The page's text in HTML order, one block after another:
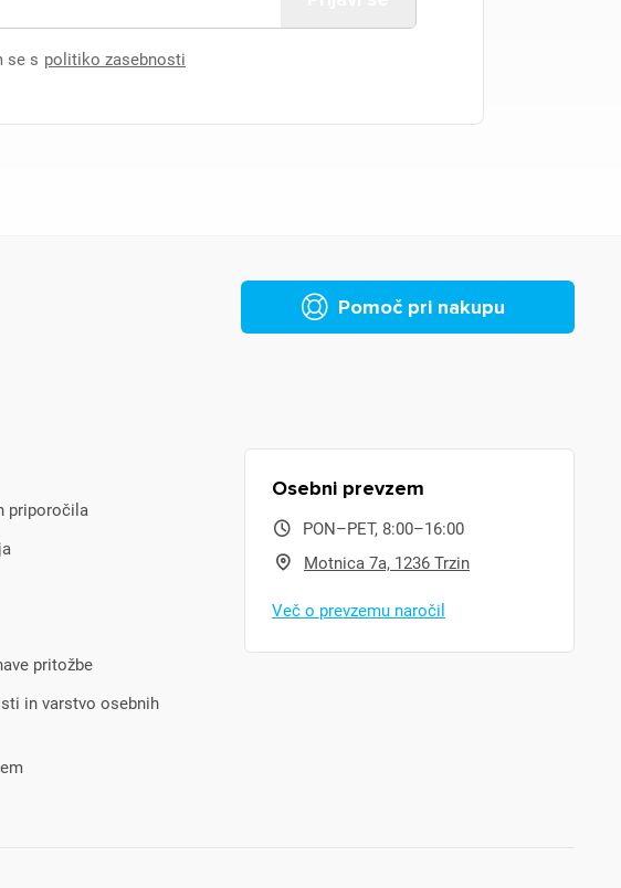
se s politiko zasebnosti
Pomoč pri nakupu
priporočila
pritožbe
in varstvo osebnih
Osebni prevzem
PON–PET, 8:00–16:00
Motnica 7a, 1236 Trzin
Več o prevzemu naročil